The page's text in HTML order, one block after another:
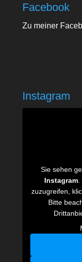
Facebook
Zu meiner
Instagram
Sie sehen
Instagram
zuzugreifen,
Bitte